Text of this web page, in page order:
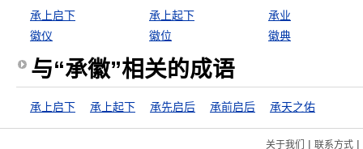
承上启下 承上起下
承业
徽仪
徽位 徽典
与“承徽”相关的成语
承上启下 承上起下 承先启后 承前启后 承天之佑
关于我们 | 联系方式|